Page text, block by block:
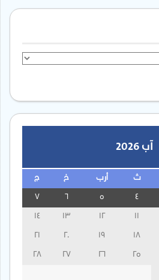
آب 2026
ث أرب خ ج
13
14
18
19
20
21
25
26
27
28